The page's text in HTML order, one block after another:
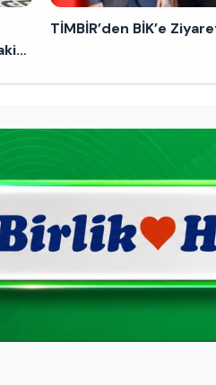
TİMBİR’den BİK’e